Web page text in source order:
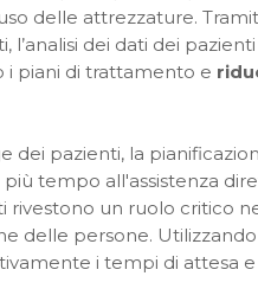
delle attrezzature.
l’analisi dei dati dei
i piani di trattamento e
dei pazienti, la
tempo all'assistenza
un ruolo critico
delle persone. Utilizzando
i tempi di attesa e